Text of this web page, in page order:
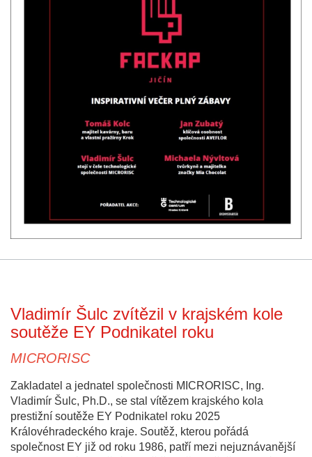
Vladimír Šulc zvítězil v krajském kole
soutěže EY Podnikatel roku
MICRORISC
Zakladatel a jednatel společnosti MICRORISC, Ing.
Vladimír Šulc, Ph.D., se stal vítězem krajského kola
prestižní soutěže EY Podnikatel roku 2025
Královéhradeckého kraje. Soutěž, kterou pořádá
společnost EY již od roku 1986, patří mezi nejuznávanější